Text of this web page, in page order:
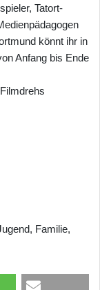
Tatort-
könnt ihr in
Anfang bis Ende
Familie,